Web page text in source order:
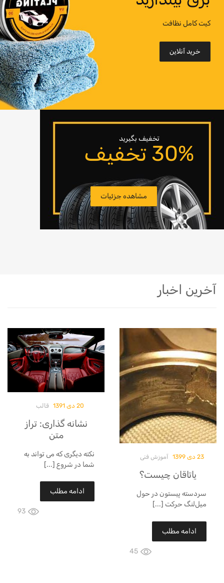
کیت کامل نظافت
خرید آنلاین
تخفیف بگیرید
30% تخفیف
مشاهده جزئیات
آخرین اخبار
23 دی 1399 آموزش فنی
یاتاقان چیست؟
سردسته پیستون در حول
میل‌لنگ حرکت [...]
ادامه مطلب
45
20 دی 1391 قالب
نشانه گذاری: تراز
متن
نکته دیگری که می تواند به
شما در شروع [...]
ادامه مطلب
93